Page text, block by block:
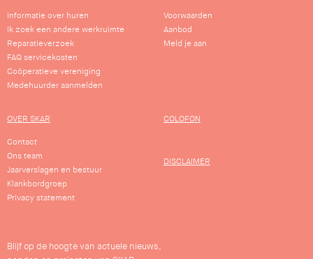
Informatie over huren
Ik zoek een andere werkruimte
Reparatieverzoek
FAQ servicekosten
Coöperatieve vereniging
Medehuurder aanmelden
Voorwaarden
Aanbod
Meld je aan
OVER SKAR
Contact
Ons team
Jaarverslagen en bestuur
Klankbordgroep
Privacy statement
COLOFON
DISCLAIMER
Blijf op de hoogte van actuele nieuws,